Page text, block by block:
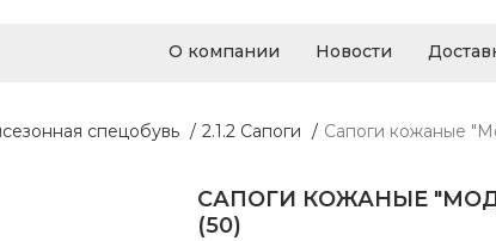
О компании Новости
спецобувь / 2.1.2 Сапоги / Сапоги кожаные
САПОГИ КОЖАНЫЕ
(50)